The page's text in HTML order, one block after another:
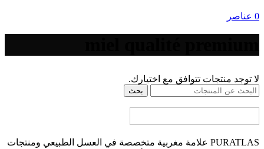
0 عناصر
لا توجد منتجات تتوافق مع اختيارك.
بحث
PURATLAS علامة مغربية متخصصة في العسل الطبيعي ومنتجات